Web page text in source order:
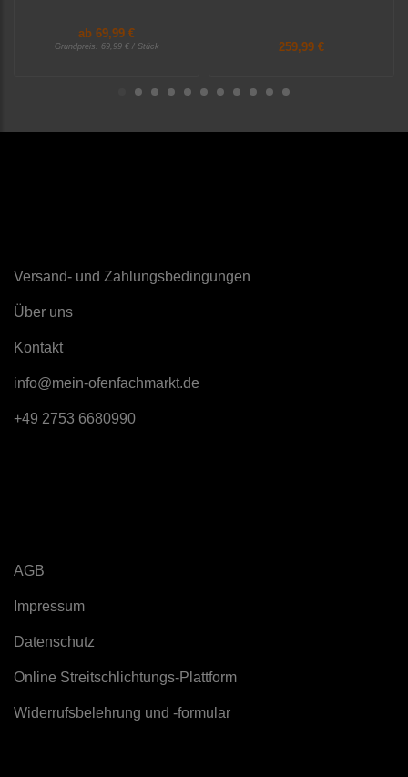
ab 69,99 €
Grundpreis: 69,99 € / Stück 259,99 €
Versand- und Zahlungsbedingungen
Über uns
Kontakt
info@mein-ofenfachmarkt.de
+49 2753 6680990
AGB
Impressum
Datenschutz
Online Streitschlichtungs-Plattform
Widerrufsbelehrung und -formular